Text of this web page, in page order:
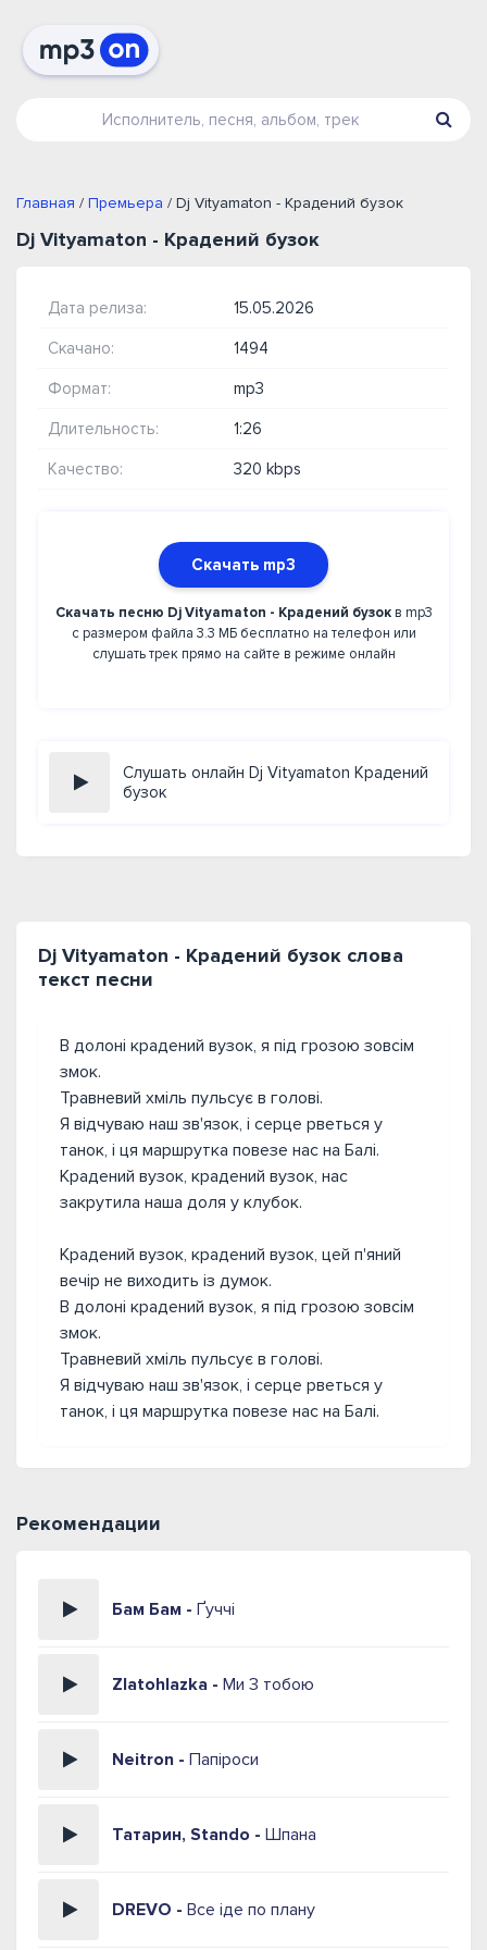
Главная / Премьера / Dj Vityamaton - Крадений бузок
Dj Vityamaton - Крадений бузок
Дата релиза: 15.05.2026
Скачано: 1494
Формат: mp3
Длительность: 1:26
Качество: 320 kbps
Скачать mp3
Скачать песню Dj Vityamaton - Крадений бузокв mp3
с размером файла 3.3 МБ бесплатно на телефон или
слушать трек прямо на сайте в режиме онлайн
Слушать онлайн Dj Vityamaton Крадений
бузок
Dj Vityamaton - Крадений бузок слова
текст песни
В долоні крадений вузок, я під грозою зовсім
змок.
Травневий хміль пульсує в голові.
Я відчуваю наш зв'язок, і серце рветься у
танок, і ця маршрутка повезе нас на Балі.
Крадений вузок, крадений вузок, нас
закрутила наша доля у клубок.
Крадений вузок, крадений вузок, цей п'яний
вечір не виходить із думок.
В долоні крадений вузок, я під грозою зовсім
змок.
Травневий хміль пульсує в голові.
Я відчуваю наш зв'язок, і серце рветься у
танок, і ця маршрутка повезе нас на Балі.
Рекомендации
Бам Бам - Ґуччі
Zlatohlazka - Ми 3 тобою
Neitron - Папіроси
Татарин, Stando - Шпана
DREVO - Все іде по плану